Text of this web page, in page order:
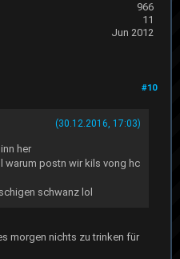
966
11
Jun 2012
#10
(30.12.2016, 17:03)
her
warum postn wir kils vong hc
schwanz lol
morgen nichts zu trinken für